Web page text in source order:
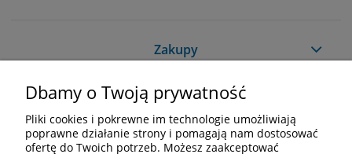
Zakupy
Pomoc
Moje konto
Dbamy o Twoją prywatność
Pliki cookies i pokrewne im technologie umożliwiają
poprawne działanie strony i pomagają nam dostosować
ofertę do Twoich potrzeb. Możesz zaakceptować